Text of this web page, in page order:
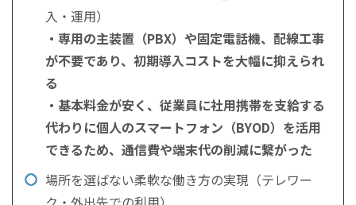
入・運用）
・専用の主装置（PBX）や固定電話機、配線工事
が不要であり、初期導入コストを大幅に抑えられ
る
・基本料金が安く、従業員に社用携帯を支給する
代わりに個人のスマートフォン（BYOD）を活用
できるため、通信費や端末代の削減に繋がった
場所を選ばない柔軟な働き方の実現（テレワー